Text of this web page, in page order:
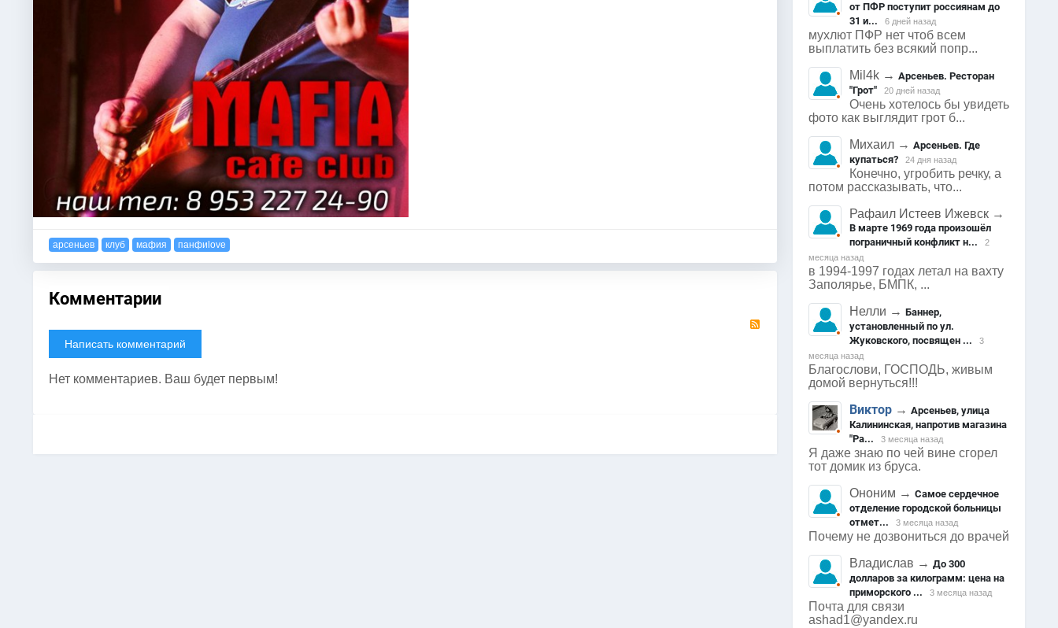
арсеньев клуб мафия панфиlove
Комментарии
Написать комментарий
Нет комментариев. Ваш будет первым!
от ПФР поступит россиянам до
31 и...
6 дней назад
мухлют ПФР нет чтоб всем
выплатить без всякий попр...
Mil4k →Арсеньев. Ресторан
"Грот"
20 дней назад
Очень хотелось бы увидеть
фото как выглядит грот б...
Михаил →Арсеньев. Где
купаться?
24 дня назад
Конечно, угробить речку, а
потом рассказывать, что...
Рафаил Истеев Ижевск →
В марте 1969 года произошёл
пограничный конфликт н...
2
месяца назад
в 1994-1997 годах летал на вахту
Заполярье, БМПК, ...
Нелли →Баннер,
установленный по ул.
Жуковского, посвящен ...
3
месяца назад
Благослови, ГОСПОДЬ, живым
домой вернуться!!!
Виктор →Арсеньев, улица
Калининская, напротив магазина
"Ра...
3 месяца назад
Я даже знаю по чей вине сгорел
тот домик из бруса.
Ононим →Самое сердечное
отделение городской больницы
отмет...
3 месяца назад
Почему не дозвониться до врачей
Владислав →До 300
долларов за килограмм: цена на
приморского ...
3 месяца назад
Почта для связи
ashad1@yandex.ru